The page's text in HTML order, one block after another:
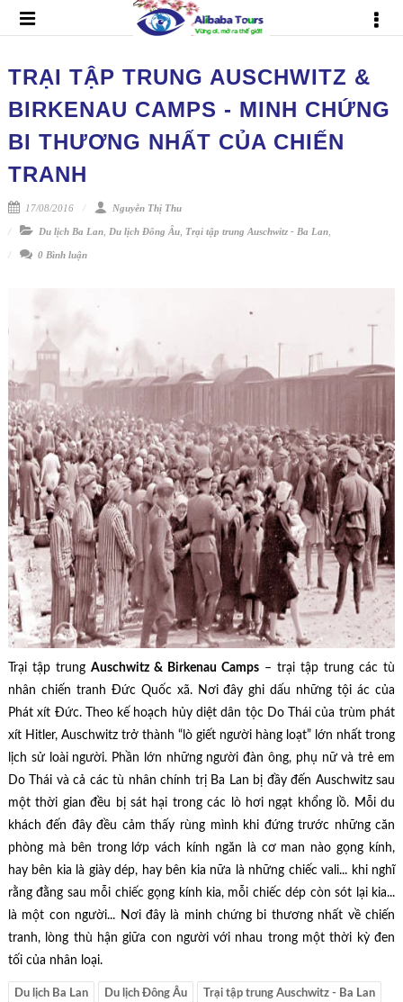
TRẠI TẬP TRUNG AUSCHWITZ &
BIRKENAU CAMPS - MINH CHỨNG
BI THƯƠNG NHẤT CỦA CHIẾN
TRANH
17/08/2016 Nguyễn Thị Thu
Du lịch Ba Lan, Du lịch Đông Âu, Trại tập trung Auschwitz - Ba Lan,
0 Bình luận
Trại tập trung Auschwitz & Birkenau Camps – trại tập trung các tù
nhân chiến tranh Đức Quốc xã. Nơi đây ghi dấu những tội ác của
Phát xít Đức. Theo kế hoạch hủy diệt dân tộc Do Thái của trùm phát
xít Hitler, Auschwitz trở thành “lò giết người hàng loạt” lớn nhất trong
lịch sử loài người. Phần lớn những người đàn ông, phụ nữ và trẻ em
Do Thái và cả các tù nhân chính trị Ba Lan bị đầy đến Auschwitz sau
một thời gian đều bị sát hại trong các lò hơi ngạt khổng lồ. Mỗi du
khách đến đây đều cảm thấy rùng mình khi đứng trước những căn
phòng mà bên trong lớp vách kính ngăn là cơ man nào gọng kính,
hay bên kia là giày dép, hay bên kia nữa là những chiếc vali... khi nghĩ
rằng đằng sau mỗi chiếc gọng kính kia, mỗi chiếc dép còn sót lại kia...
là một con người... Nơi đây là minh chứng bi thương nhất về chiến
tranh, lòng thù hận giữa con người với nhau trong một thời kỳ đen
tối của nhân loại.
Du lịch Ba Lan Du lịch Đông Âu Trại tập trung Auschwitz - Ba Lan